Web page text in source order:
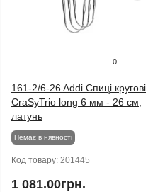
0
161-2/6-26 Addi Спиці кругові
CraSyTrio long 6 мм - 26 см,
латунь
Немає в нявності
Код товару: 201445
1 081.00грн.